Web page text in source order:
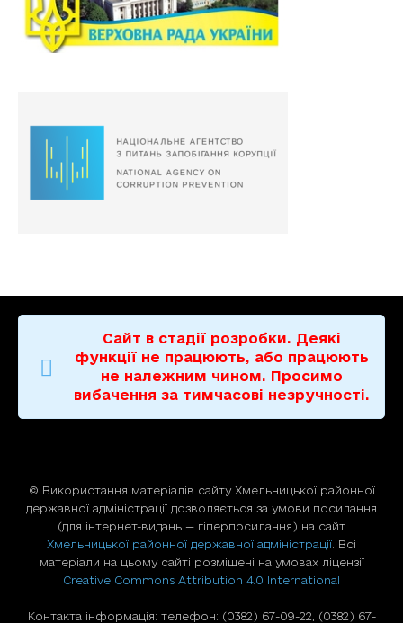
Сайт в стадії розробки. Деякі
функції не працюють, або працюють
не належним чином. Просимо
вибачення за тимчасові незручності.
© Використання матерiалiв сайту Хмельницької районної
державної адміністрації дозволяється за умови посилання
(для iнтернет-видань — гiперпосилання) на сайт
Хмельницької районної державної адміністрації . Всі
матеріали на цьому сайті розміщені на умовах ліцензії
Creative Commons Attribution 4.0 International
Контакта інформація: телефон: (0382) 67-09-22, (0382) 67-